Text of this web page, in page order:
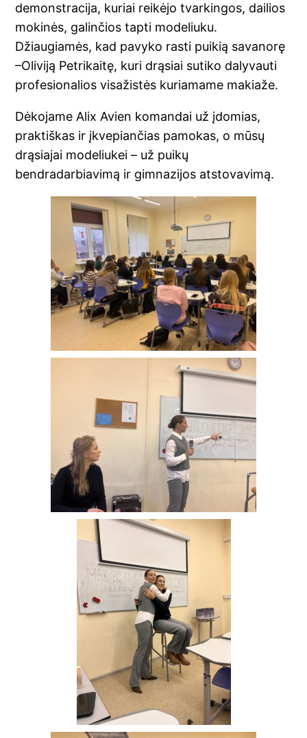
demonstracija, kuriai reikėjo tvarkingos, dailios
mokinės, galinčios tapti modeliuku.
Džiaugiamės, kad pavyko rasti puikią savanorę
–Oliviją Petrikaitę, kuri drąsiai sutiko dalyvauti
profesionalios visažistės kuriamame makiaže.
Dėkojame Alix Avien komandai už įdomias,
praktiškas ir įkvepiančias pamokas, o mūsų
drąsiajai modeliukei – už puikų
bendradarbiavimą ir gimnazijos atstovavimą.